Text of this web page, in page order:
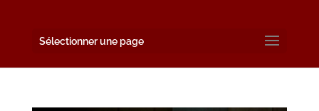
Sélectionner une page